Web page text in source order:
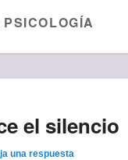
PSICOLOGÍA
el silencio
una respuesta